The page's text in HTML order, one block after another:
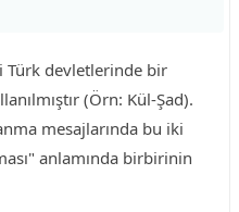
Türk devletlerinde bir
(Örn: Kül-Şad).
mesajlarında bu iki
anlamında birbirinin